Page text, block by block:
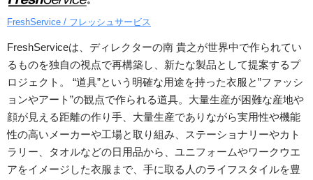
FreshService / フレッシュサービス
FreshServiceは、ディレクターの南 貴之が世界中で作られてい
るものを独自の視点で再構築し、新たな製品として提案するプ
ロジェクト。 “道具”という明確な用途を持った衣服と”ファッシ
ョンやアート”の観点で作られる道具。大量生産が困難な産地や
顔が見える距離の作り手、大量生産でありながら実用性や機能
性の高いメーカーや工場と取り組み、ステーショナリーやカト
ラリー、タオルなどの日用品から、ユニフォームやワークウエ
アをイメージした衣服まで、手に取る人のライフスタイルを豊